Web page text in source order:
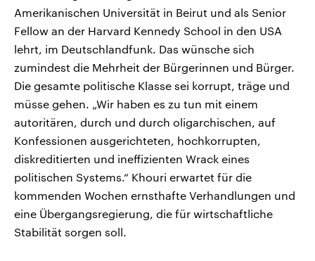
Amerikanischen Universität in Beirut und als Senior
Fellow an der Harvard Kennedy School in den USA
lehrt, im Deutschlandfunk. Das wünsche sich
zumindest die Mehrheit der Bürgerinnen und Bürger.
Die gesamte politische Klasse sei korrupt, träge und
müsse gehen. „Wir haben es zu tun mit einem
autoritären, durch und durch oligarchischen, auf
Konfessionen ausgerichteten, hochkorrupten,
diskreditierten und ineffizienten Wrack eines
politischen Systems.“ Khouri erwartet für die
kommenden Wochen ernsthafte Verhandlungen und
eine Übergangsregierung, die für wirtschaftliche
Stabilität sorgen soll.